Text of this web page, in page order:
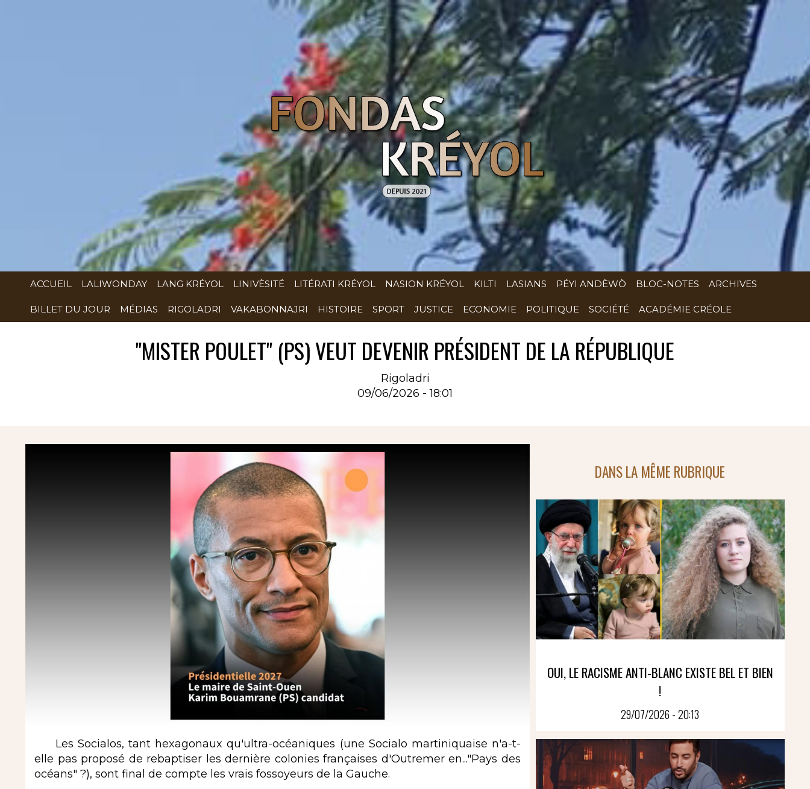
ACCUEIL LALIWONDAY LANG KRÉYOL LINIVÈSITÉ LITÉRATI KRÉYOL NASION KRÉYOL KILTI LASIANS PÉYI ANDÈWÒ BLOC-NOTES ARCHIVES
BILLET DU JOUR MÉDIAS RIGOLADRI VAKABONNAJRI HISTOIRE SPORT JUSTICE ECONOMIE POLITIQUE SOCIÉTÉ ACADÉMIE CRÉOLE
"MISTER POULET" (PS) VEUT DEVENIR PRÉSIDENT DE LA RÉPUBLIQUE
Rigoladri
09/06/2026 - 18:01
Les Socialos, tant hexagonaux qu'ultra-océaniques (une Socialo martiniquaise n'a-t-
elle pas proposé de rebaptiser les dernière colonies françaises d'Outremer en..."Pays des
océans" ?), sont final de compte les vrais fossoyeurs de la Gauche.
DANS LA MÊME RUBRIQUE
OUI, LE RACISME ANTI-BLANC EXISTE BEL ET BIEN
!
29/07/2026 - 20:13